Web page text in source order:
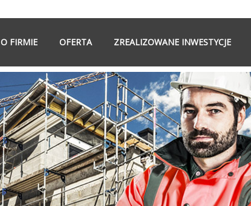
O FIRMIE OFERTA ZREALIZOWANE INWESTYCJE